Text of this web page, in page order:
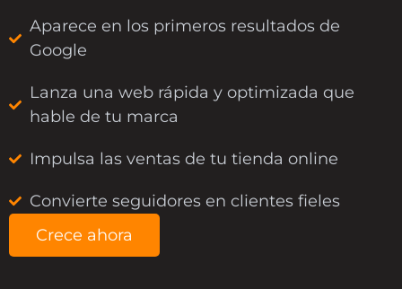
Aparece en los primeros resultados de
Google
Lanza una web rápida y optimizada que
hable de tu marca
Impulsa las ventas de tu tienda online
Convierte seguidores en clientes fieles
Crece ahora